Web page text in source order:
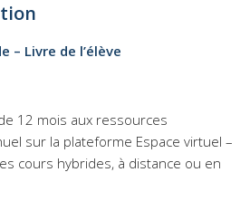
– Livre de l’élève
12 mois aux ressources
sur la plateforme Espace virtuel –
cours hybrides, à distance ou en